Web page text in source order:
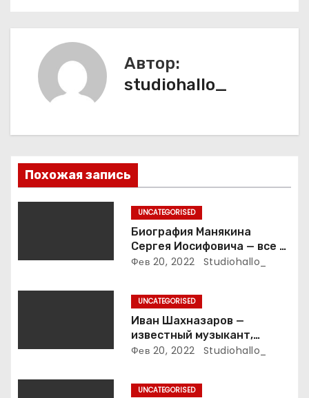
а
п
о
з
п
и
я
Автор:
studiohallo_
Похожая запись
UNCATEGORISED
Биография Манякина
Сергея Иосифовича — все о
ветеране футбола России!
Фев 20, 2022 Studiohallo_
UNCATEGORISED
Иван Шахназаров —
известный музыкант,
композитор и продюсер —
Фев 20, 2022 Studiohallo_
UNCATEGORISED